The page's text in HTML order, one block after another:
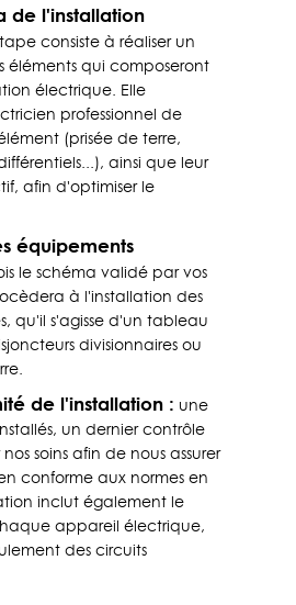
de l'installation
consiste à réaliser un
éléments qui composeront
électrique. Elle
professionnel de
(prisée de terre,
ainsi que leur
afin d'optimiser le
équipements
le schéma validé par vos
à l'installation des
qu'il s'agisse d'un tableau
divisionnaires ou
de l'installation : une
un dernier contrôle
soins afin de nous assurer
conforme aux normes en
inclut également le
appareil électrique,
des circuits